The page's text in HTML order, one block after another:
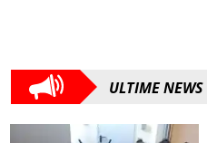
ULTIME NEWS